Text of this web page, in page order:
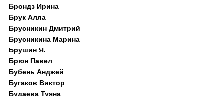
Брондз Ирина
Брук Алла
Брусникин Дмитрий
Брусникина Марина
Брушин Я.
Брюн Павел
Бубень Анджей
Бугаков Виктор
Будаева Туяна